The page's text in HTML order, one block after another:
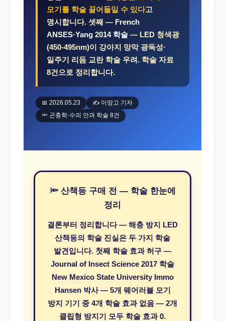
모기를 학술 끌어들일 수 있다고
명시합니다. 셋째 — French
ANSES·Yang 2014 학술— LED 청색광
(450-495nm)이 강아지 망막 광독성·
일주기 리듬 교란 학술 우려. 학술 자료
8건으로 정리합니다.
📅 2026.05.23 ✍️ 이망고 기자
🔦 곤충학·수의 안과 학술 8건
🔦 산책등 구매 전 — 학술 한눈에
정리
결론부터 정리합니다 — 해충 방지 LED
산책등의 학술 진실은 두 가지 학술
발견입니다. 첫째 학술 효과 허구 —
Journal of Insect Science 2017 학술
New Mexico State University Immo
Hansen 박사 — 5개 웨어러블 모기
방지 기기 중 4개 학술 효과 없음 — 2개
클립형 방지기 모두 학술 효과 0.